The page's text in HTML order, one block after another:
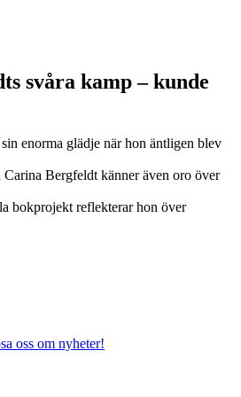
svåra kamp – kunde
enorma glädje när hon äntligen blev
Bergfeldt känner även oro över
bokprojekt reflekterar hon över
oss om nyheter!